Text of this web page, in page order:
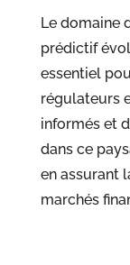
Le domaine
prédictif
essentiel
régulateurs
informés et
dans ce
en assurant
marchés